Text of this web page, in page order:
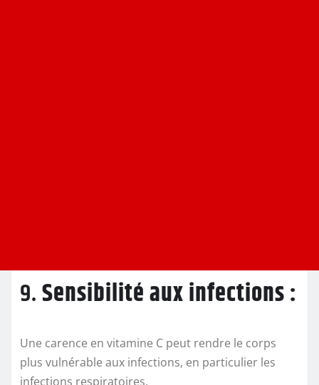
9.Sensibilité aux infections :
Une carence en vitamine C peut rendre le corps
plus vulnérable aux infections, en particulier les
infections respiratoires.